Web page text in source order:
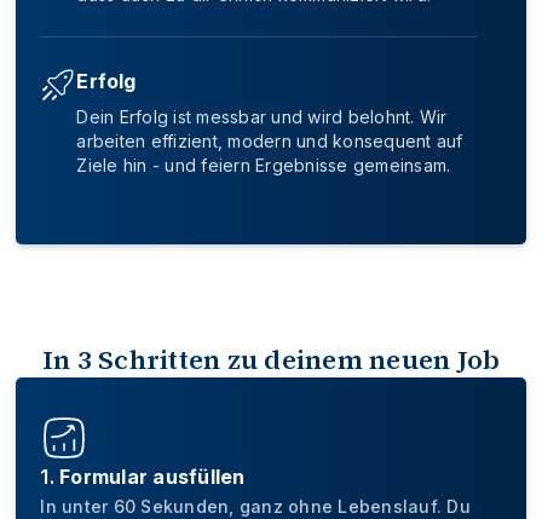
Hierarchien
In 60 Sekunden bewerben · ohne Lebenslauf
Hierarchien
In 60 Sekunden bewerben · ohne Lebenslauf
Viel Eigenverantwortung und gestalterischen
Freiraum
Helles, offenes Büro mit modernen Arbeitsplätzen
Hilfsbereites und hoch motiviertes Arbeitsumfeld
Kurze Entscheidungswege durch flache
Erfolg
Dein Erfolg ist messbar und wird belohnt. Wir
arbeiten effizient, modern und konsequent auf
Ziele hin - und feiern Ergebnisse gemeinsam.
In 3 Schritten zu deinem neuen Job
1. Formular ausfüllen
In unter 60 Sekunden, ganz ohne Lebenslauf. Du